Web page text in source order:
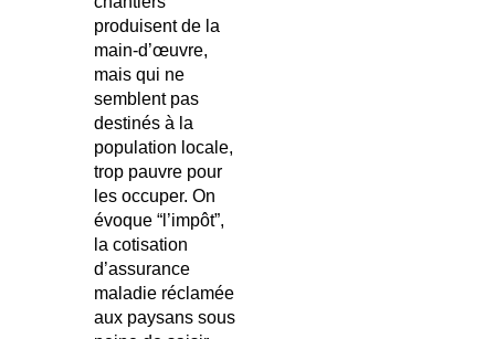
produisent de la
main-d’œuvre,
mais qui ne
semblent pas
destinés à la
population locale,
trop pauvre pour
les occuper. On
évoque “l’impôt”,
la cotisation
d’assurance
maladie réclamée
aux paysans sous